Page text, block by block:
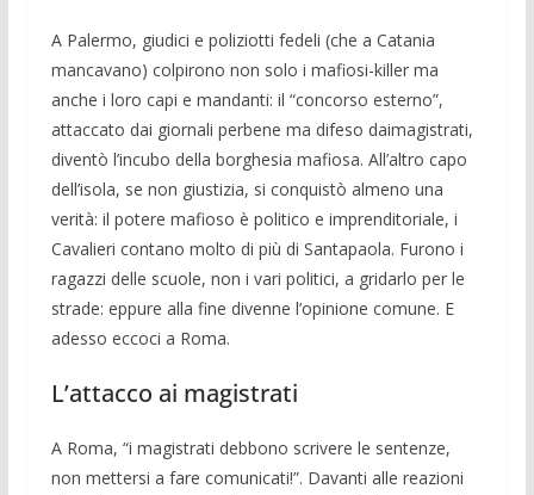
A Palermo, giudici e poliziotti fedeli (che a Catania
mancava­no) colpirono non solo i mafiosi-killer ma
anche i loro capi e mandanti: il “concorso esterno”,
attaccato dai giornali perbene ma difeso daimagi­strati,
diventò l’incubo della borghesia mafiosa. All’altro capo
dell’isola, se non giustizia, si conqui­stò almeno una
verità: il potere mafioso è poli­tico e imprendito­riale, i
Cavalieri con­tano molto di più di Santapaola. Furono i
ragazzi delle scuole, non i vari politici, a gridarlo per le
strade: eppure alla fine divenne l’opinione comu­ne. E
adesso eccoci a Roma.
L’attacco ai magistrati
A Roma, “i magistrati debbono scrive­re le sentenze,
non mettersi a fare comu­nicati!”. Davanti alle reazioni